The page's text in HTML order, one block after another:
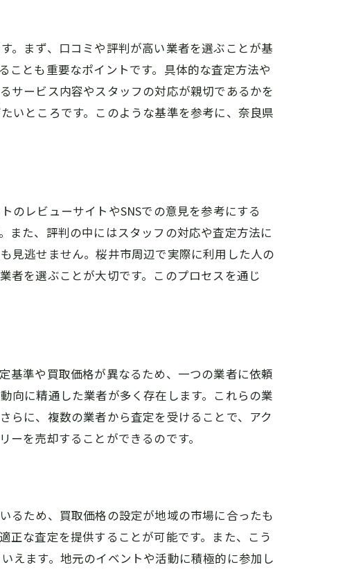
。まず、口コミや評判が高い業者を選ぶことが基
ことも重要なポイントです。具体的な査定方法や
サービス内容やスタッフの対応が親切であるかを
いところです。このような基準を参考に、奈良県
のレビューサイトやSNSでの意見を参考にする
また、評判の中にはスタッフの対応や査定方法に
見逃せません。桜井市周辺で実際に利用した人の
者を選ぶことが大切です。このプロセスを通じ
基準や買取価格が異なるため、一つの業者に依頼
向に精通した業者が多く存在します。これらの業
らに、複数の業者から査定を受けることで、アク
を売却することができるのです。
るため、買取価格の設定が地域の市場に合ったも
正な査定を提供することが可能です。また、こう
えます。地元のイベントや活動に積極的に参加し